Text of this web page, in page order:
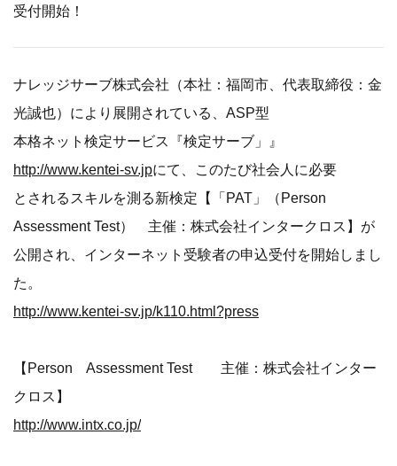
受付開始！
ナレッジサーブ株式会社（本社：福岡市、代表取締役：金
光誠也）により展開されている、ASP型
本格ネット検定サービス『検定サーブ」』
http://www.kentei-sv.jpにて、このたび社会人に必要
とされるスキルを測る新検定【「PAT」（Person
Assessment Test） 主催：株式会社インタークロス】が
公開され、インターネット受験者の申込受付を開始しまし
た。
http://www.kentei-sv.jp/k110.html?press
【Person Assessment Test 主催：株式会社インター
クロス】
http://www.intx.co.jp/